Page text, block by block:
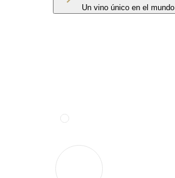
Un vino único en el mundo